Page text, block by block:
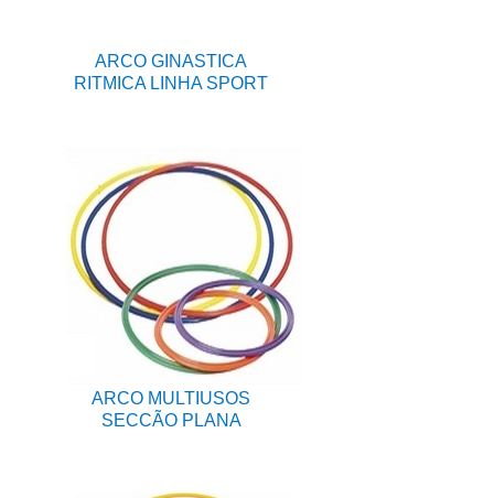
ARCO GINASTICA
RITMICA LINHA SPORT
ARCO MULTIUSOS
SECCÃO PLANA